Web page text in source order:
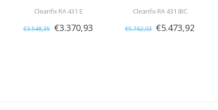
Cleanfix RA 431 E
€3.548,35 €3.370,93
Cleanfix RA 431 IBC
€5.762,03 €5.473,92